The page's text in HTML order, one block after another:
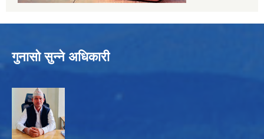
गुनासो सुन्ने अधिकारी